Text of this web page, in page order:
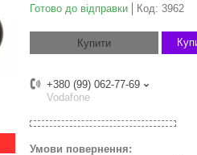
Готово до відправки Код: 3962
Купити
+380 (99) 062-77-69
Vodafone